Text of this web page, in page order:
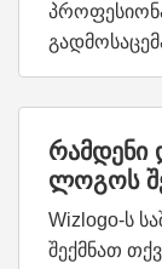
რამდენი
ლოგოს
Wizlogo-ს
შექმნათ